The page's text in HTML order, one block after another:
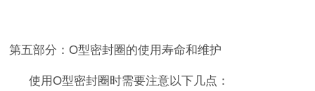
第五部分：O型密封圈的使用寿命和维护
使用O型密封圈时需要注意以下几点：